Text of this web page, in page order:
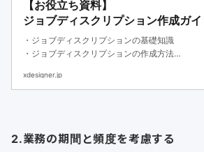
【お役立ち資料】
ジョブディスクリプション作成ガイ
・ジョブディスクリプションの基礎知識
・ジョブディスクリプションの作成方法
xdesigner.jp
2.業務の期間と頻度を考慮する